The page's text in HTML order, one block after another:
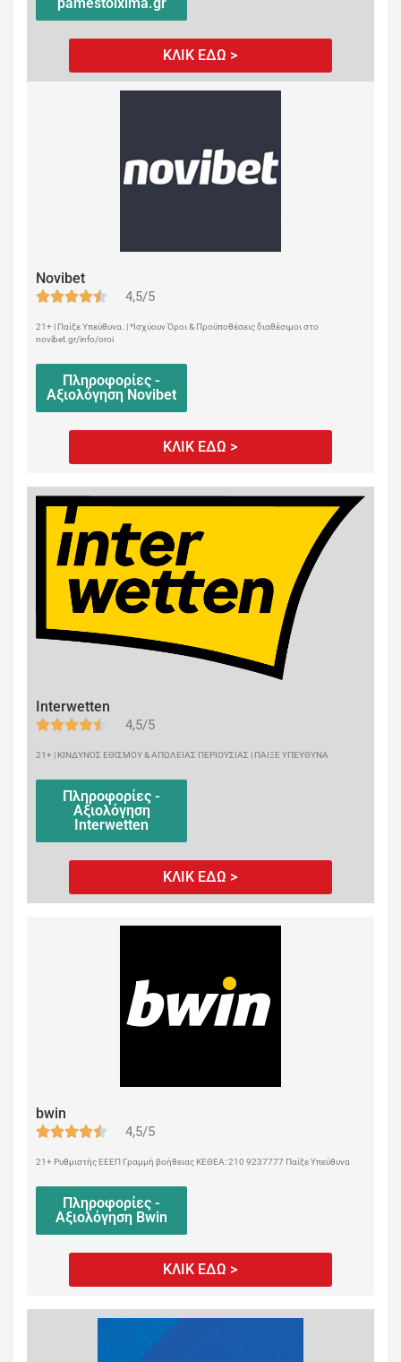
ΚΛΙΚ ΕΔΩ >
Novibet
4,5/5
21+ | Παίξε Υπεύθυνα. | *Ισχύουν Όροι & Προϋποθέσεις διαθέσιμοι στο
novibet.gr/info/oroi
Πληροφορίες -
Αξιολόγηση Novibet
ΚΛΙΚ ΕΔΩ >
Interwetten
4,5/5
21+ | ΚΙΝΔΥΝΟΣ ΕΘΙΣΜΟΥ & ΑΠΩΛΕΙΑΣ ΠΕΡΙΟΥΣΙΑΣ | ΠΑΙΞΕ ΥΠΕΥΘΥΝΑ
Πληροφορίες -
Αξιολόγηση
Interwetten
ΚΛΙΚ ΕΔΩ >
bwin
4,5/5
21+ Ρυθμιστής ΕΕΕΠ Γραμμή βοήθειας ΚΕΘΕΑ: 210 9237777 Παίξε Υπεύθυνα
Πληροφορίες -
Αξιολόγηση Bwin
ΚΛΙΚ ΕΔΩ >